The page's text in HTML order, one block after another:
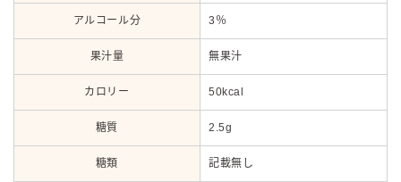
アルコール分 3％
果汁量 無果汁
カロリー 50kcal
糖質 2.5g
糖類 記載無し